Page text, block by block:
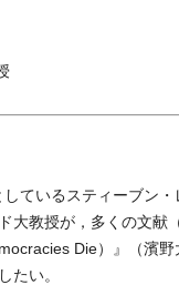
ているスティーブン
大教授が，多くの文
Die）』（濱
たい。